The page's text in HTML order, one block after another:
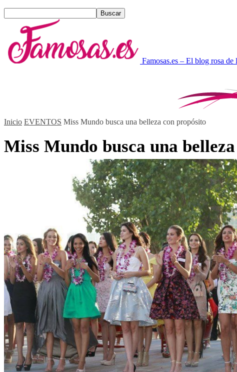
Famosas.es – El blog rosa de
Inicio EVENTOS Miss Mundo busca una belleza con propósito
Miss Mundo busca una